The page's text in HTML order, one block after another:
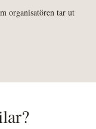
organisatören tar ut